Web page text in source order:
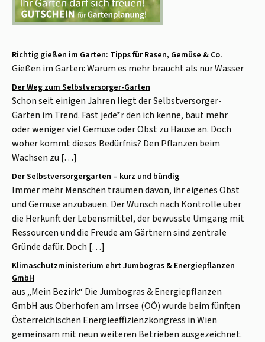
Richtig gießen im Garten: Tipps für Rasen, Gemüse & Co.
Gießen im Garten: Warum es mehr braucht als nur Wasser
Der Weg zum Selbstversorger-Garten
Schon seit einigen Jahren liegt der Selbstversorger-
Garten im Trend. Fast jede*r den ich kenne, baut mehr
oder weniger viel Gemüse oder Obst zu Hause an. Doch
woher kommt dieses Bedürfnis? Den Pflanzen beim
Wachsen zu […]
Der Selbstversorgergarten – kurz und bündig
Immer mehr Menschen träumen davon, ihr eigenes Obst
und Gemüse anzubauen. Der Wunsch nach Kontrolle über
die Herkunft der Lebensmittel, der bewusste Umgang mit
Ressourcen und die Freude am Gärtnern sind zentrale
Gründe dafür. Doch […]
Klimaschutzministerium ehrt Jumbogras & Energiepflanzen
GmbH
aus „Mein Bezirk“ Die Jumbogras & Energiepflanzen
GmbH aus Oberhofen am Irrsee (OÖ) wurde beim fünften
Österreichischen Energieeffizienzkongress in Wien
gemeinsam mit neun weiteren Betrieben ausgezeichnet.